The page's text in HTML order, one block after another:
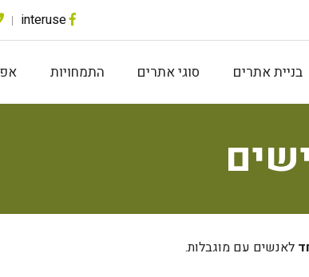
interuse
בניית אתרים סוגי אתרים התמחויות
לאנשים עם מוגבלות.